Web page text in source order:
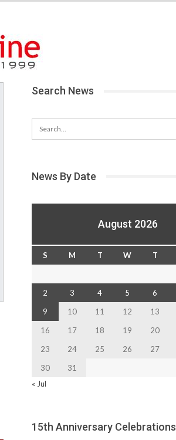
Search News
News By Date
August 2026
S M T W T
2
3 4 5 6
9
10 11 12 13
16
17 18 19 20
23
24 25 26 27
30
31
« Jul
15th Anniversary Celebrations